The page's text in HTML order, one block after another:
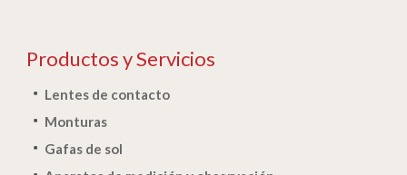
Productos y Servicios
Lentes de contacto
Monturas
Gafas de sol